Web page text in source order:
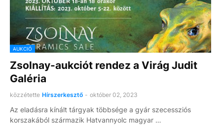
AUKCIÓ
Zsolnay-aukciót rendez a Virág Judit
Galéria
közzétette Hírszerkesztő - október 02, 2023
Az eladásra kínált tárgyak többsége a gyár szecessziós
korszakából származik Hatvannyolc magyar …